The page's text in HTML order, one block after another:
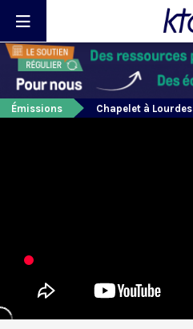
Émissions Chapelet à Lourdes